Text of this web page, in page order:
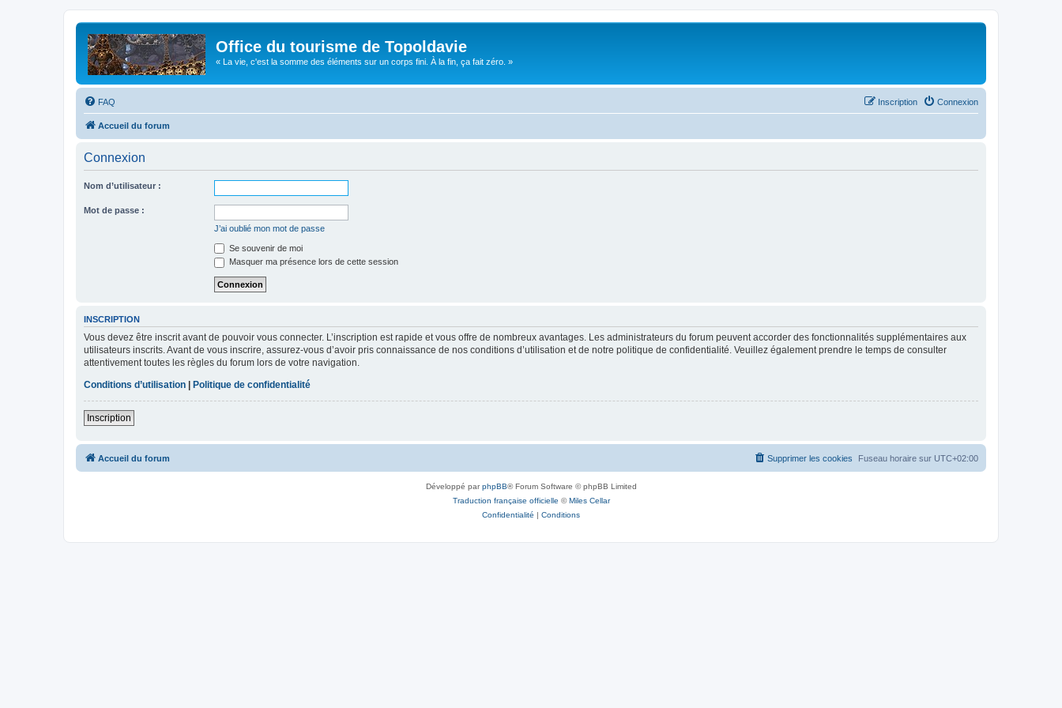
Office du tourisme de Topoldavie
« La vie, c'est la somme des éléments sur un corps fini. À la fin, ça fait zéro. »
FAQ Connexion
Inscription
Accueil du forum
Connexion
Nom d’utilisateur :
Mot de passe :
J’ai oublié mon mot de passe
Se souvenir de moi
Masquer ma présence lors de cette session
INSCRIPTION
Vous devez être inscrit avant de pouvoir vous connecter. L’inscription est rapide et vous offre de nombreux avantages. Les administrateurs du forum peuvent accorder des fonctionnalités supplémentaires aux
utilisateurs inscrits. Avant de vous inscrire, assurez-vous d’avoir pris connaissance de nos conditions d’utilisation et de notre politique de confidentialité. Veuillez également prendre le temps de consulter
attentivement toutes les règles du forum lors de votre navigation.
Conditions d’utilisation
Politique de confidentialité
Inscription
Accueil du forum Fuseau horaire sur UTC+02:00
Supprimer les cookies
Développé parphpBB® Forum Software © phpBB Limited
Traduction française officielle ©Miles Cellar
Confidentialité | Conditions